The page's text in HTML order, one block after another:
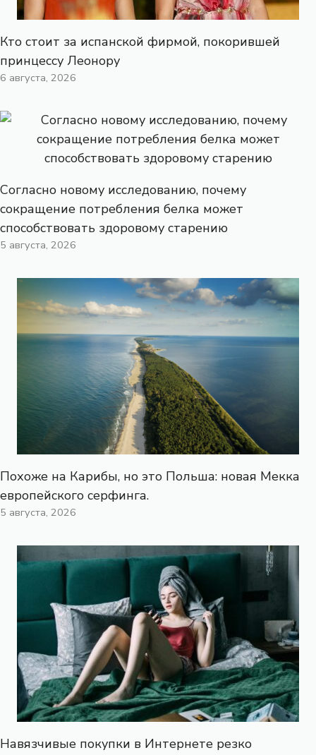
Кто стоит за испанской фирмой, покорившей
принцессу Леонору
6 августа, 2026
Согласно новому исследованию, почему
сокращение потребления белка может
способствовать здоровому старению
5 августа, 2026
Похоже на Карибы, но это Польша: новая Мекка
европейского серфинга.
5 августа, 2026
Навязчивые покупки в Интернете резко